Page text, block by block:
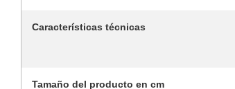
características técnicas
tamaño del producto en cm